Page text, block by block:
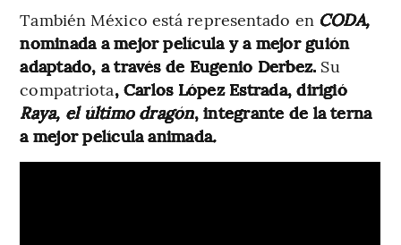
También México está representado en CODA,
nominada a mejor película y a mejor guión
adaptado, a través de Eugenio Derbez. Su
compatriota, Carlos López Estrada, dirigió
Raya, el último dragón, integrante de la terna
a mejor película animada.